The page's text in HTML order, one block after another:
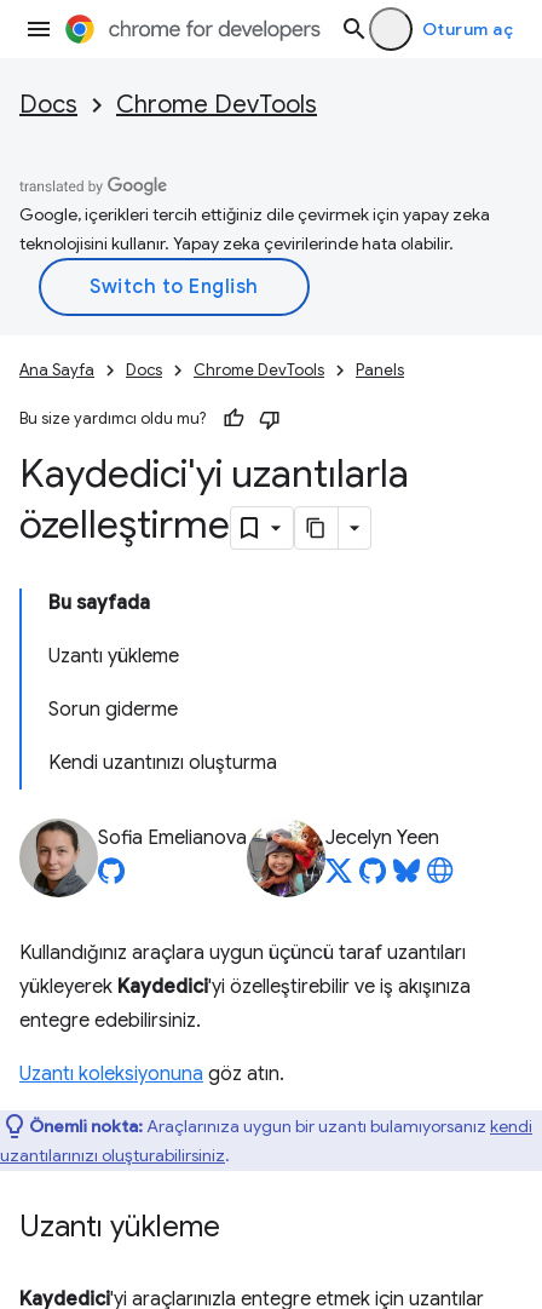
Oturum aç
Docs Chrome DevTools
Google, içerikleri tercih ettiğiniz dile çevirmek için yapay zeka
teknolojisini kullanır. Yapay zeka çevirilerinde hata olabilir.
Ana Sayfa Docs Chrome DevTools Panels
Bu size yardımcı oldu mu?
Kaydedici'yi uzantılarla
özelleştirme
Bu sayfada
Uzantı yükleme
Sorun giderme
Kendi uzantınızı oluşturma
Sofia Emelianova Jecelyn Yeen
Kullandığınız araçlara uygun üçüncü taraf uzantıları
yükleyerek Kaydedici'yi özelleştirebilir ve iş akışınıza
entegre edebilirsiniz.
Uzantı koleksiyonuna göz atın.
Önemli nokta:Araçlarınıza uygun bir uzantı bulamıyorsanız kendi
uzantılarınızı oluşturabilirsiniz.
Uzantı yükleme
Kaydedici'yi araçlarınızla entegre etmek için uzantılar